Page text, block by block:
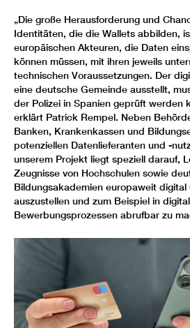
„Die große Herausforderung und
Identitäten, die die Wallets abbilden,
europäischen Akteuren, die Daten
können müssen, mit ihren jeweils
technischen Voraussetzungen. Der
eine deutsche Gemeinde ausstellt,
der Polizei in Spanien geprüft werden
erklärt Patrick Rempel. Neben
Banken, Krankenkassen und
potenziellen Datenlieferanten und -
unserem Projekt liegt speziell darauf,
Zeugnisse von Hochschulen sowie
Bildungsakademien europaweit
auszustellen und zum Beispiel in
Bewerbungsprozessen abrufbar zu